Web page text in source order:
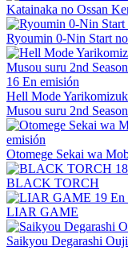
Katainaka no Ossan
Ryoumin 0-Nin Start
16 En emisión
Hell Mode
Musou suru 2nd Season
emisión
Otomege Sekai wa
18
BLACK TORCH
19 En
LIAR GAME
Saikyou Degarashi